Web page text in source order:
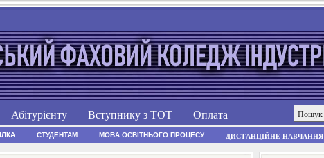
Абітурієнту Вступнику з ТОТ Оплата
СТУДЕНТАМ МОВА ОСВІТНЬОГО ПРОЦЕСУ ДИСТАНЦІЙНЕ НАВЧАННЯ